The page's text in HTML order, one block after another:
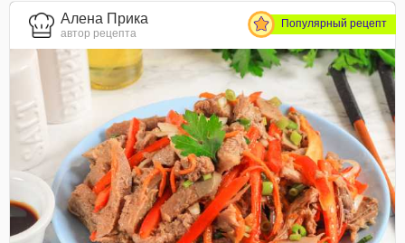
Алена Прика
автор рецепта
Популярный рецепт